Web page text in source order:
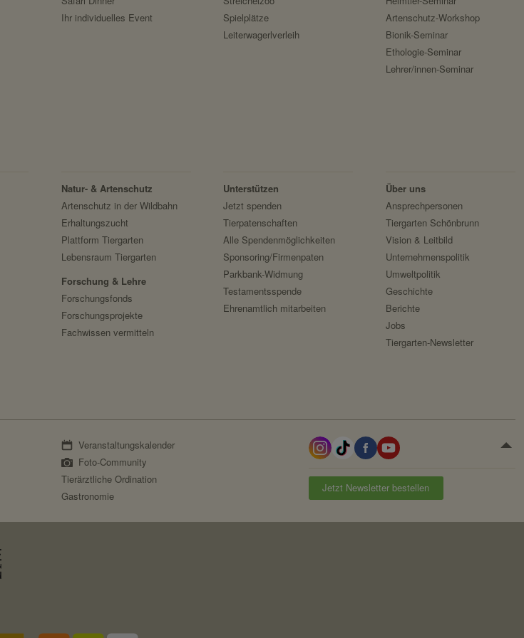
speichert Sytemnachrichten, die Benutzer angezeigt werden sollen.
https://stripe.com/at/privacy
Ihr individuelles Event
Spielplätze
Leiterwagerlverleih
Artenschutz-Workshop
Bionik-Seminar
Ethologie-Seminar
Lehrer/innen-Seminar
Natur- & Artenschutz
Artenschutz in der Wildbahn
Erhaltungszucht
Plattform Tiergarten
Lebensraum Tiergarten
Forschung & Lehre
Forschungsfonds
Forschungsprojekte
Fachwissen vermitteln
Unterstützen
Jetzt spenden
Tierpatenschaften
Alle Spendenmöglichkeiten
Sponsoring/Firmenpaten
Parkbank-Widmung
Testamentsspende
Ehrenamtlich mitarbeiten
Über uns
Ansprechpersonen
Tiergarten Schönbrunn
Vision & Leitbild
Unternehmenspolitik
Umweltpolitik
Geschichte
Berichte
Jobs
Tiergarten-Newsletter
Veranstaltungskalender
Foto-Community
Tierärztliche Ordination
Gastronomie
Jetzt Newsletter bestellen